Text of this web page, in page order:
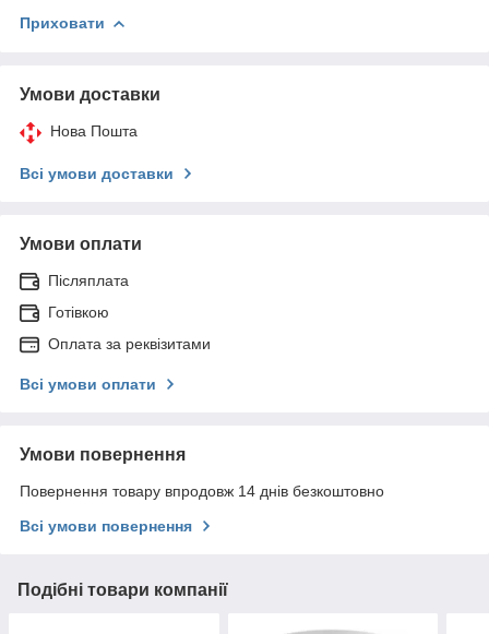
Приховати
Умови доставки
Нова Пошта
Всі умови доставки
Умови оплати
Післяплата
Готівкою
Оплата за реквізитами
Всі умови оплати
Умови повернення
Повернення товару впродовж 14 днів безкоштовно
Всі умови повернення
Подібні товари компанії